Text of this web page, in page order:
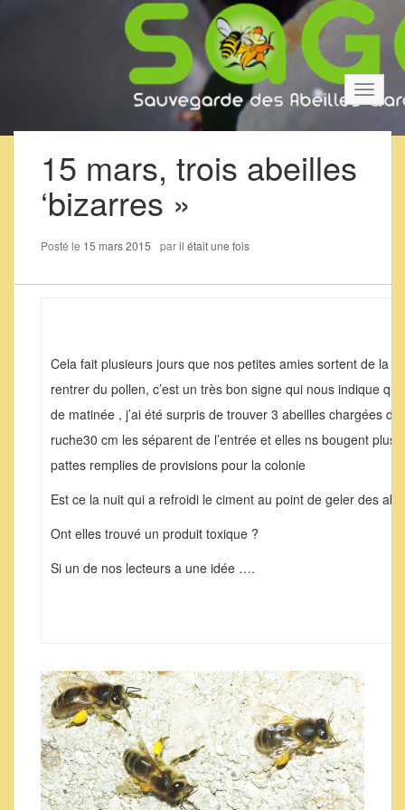
la
15 mars, trois abeilles
‘bizarres »
Posté le 15 mars 2015 paril était une fois
Cela fait plusieurs jours que nos petites amies sortent de la
rentrer du pollen, c’est un très bon signe qui nous indique
de matinée , j’ai été surpris de trouver 3 abeilles chargées
ruche30 cm les séparent de l’entrée et elles ns bougent
pattes remplies de provisions pour la colonie
Est ce la nuit qui a refroidi le ciment au point de geler des
Ont elles trouvé un produit toxique ?
Si un de nos lecteurs a une idée ….